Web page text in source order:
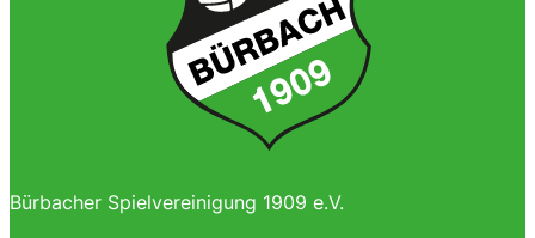
Bürbacher Spielvereinigung 1909 e.V.